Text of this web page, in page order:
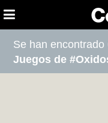
Se han
Juegos de